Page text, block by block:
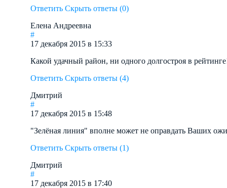
Ответить Скрыть ответы (0)
Елена Андреевна
#
17 декабря 2015 в 15:33
Какой удачный район, ни одного долгостроя в
Ответить Скрыть ответы (4)
Дмитрий
#
17 декабря 2015 в 15:48
"Зелёная линия" вполне может не оправдать Ваших
Ответить Скрыть ответы (1)
Дмитрий
#
17 декабря 2015 в 17:40